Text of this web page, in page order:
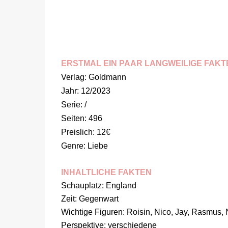
ERSTMAL EIN PAAR LANGWEILIGE
Verlag: Goldmann
Jahr: 12/2023
Serie: /
Seiten: 496
Preislich: 12€
Genre: Liebe
INHALTLICHE FAKTEN
Schauplatz: England
Zeit: Gegenwart
Wichtige Figuren: Roisin, Nico, Jay, Rasmus,
Perspektive: verschiedene